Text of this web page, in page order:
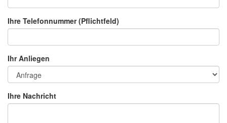
Ihre Telefonnummer (Pflichtfeld)
Ihr Anliegen
Ihre Nachricht